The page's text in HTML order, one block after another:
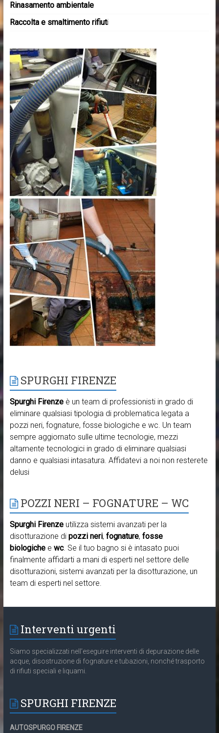
Rinasamento ambientale
Raccolta e smaltimento rifiuti
SPURGHI FIRENZE
Spurghi Firenzeè un team di professionisti in grado di
eliminare qualsiasi tipologia di problematica legata a
pozzi neri, fognature, fosse biologiche e wc. Un team
sempre aggiornato sulle ultime tecnologie, mezzi
altamente tecnologici in grado di eliminare qualsiasi
danno e qualsiasi intasatura. Affidatevi a noi non resterete
delusi
POZZI NERI – FOGNATURE – WC
Spurghi Firenzeutilizza sistemi avanzati per la
disotturazione di pozzi neri, fognature, fosse
biologichee wc. Se il tuo bagno si è intasato puoi
finalmente affidarti a mani di esperti nel settore delle
disotturazioni, sistemi avanzati per la disotturazione, un
team di esperti nel settore.
Interventi urgenti
Siamo specializzati nell’eseguire interventi di depurazione delle
acque, disostruzione di fognature e tubazioni, nonché trasporto
di rifiuti speciali e liquami.
SPURGHI FIRENZE
AUTOSPURGO FIRENZE